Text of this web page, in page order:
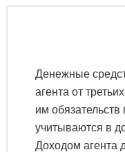
Денежные
агента от
им обязательств
учитываются в
Доходом агента